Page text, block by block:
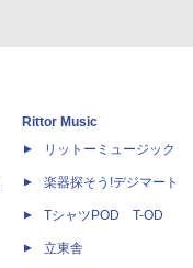
Rittor Music
リットーミュージック
楽器探そう!デジマート
TシャツPOD T-OD
立東舎